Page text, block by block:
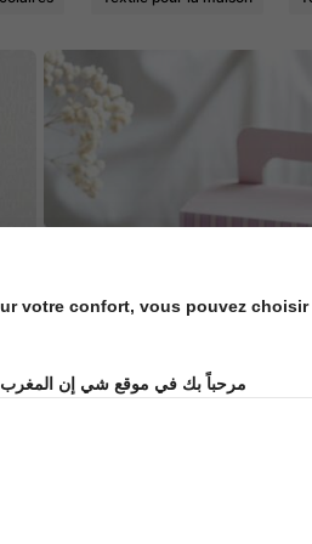
votre confort, vous pouvez choisir
مرحباً بك في موقع شي إن المغرب،